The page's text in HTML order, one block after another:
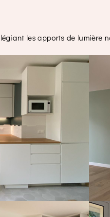
les apports de lumière